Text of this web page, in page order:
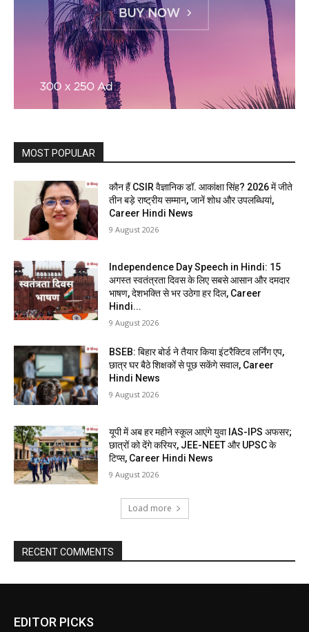
MOST POPULAR
कौन हैं CSIR वैज्ञानिक डॉ. आकांक्षा सिंह? 2026 में जीते
तीन बड़े राष्ट्रीय सम्मान, जानें शोध और उपलब्धियां,
Career Hindi News
9 August 2026
Independence Day Speech in Hindi: 15
अगस्त स्वतंत्रता दिवस के लिए सबसे आसान और दमदार
भाषण, देशभक्ति से भर उठेगा हर दिल, Career
Hindi...
9 August 2026
BSEB: बिहार बोर्ड ने तैयार किया इंटरैक्टिव लर्निंग एप,
छात्र घर बैठे शिक्षकों से पूछ सकेंगे सवाल, Career
Hindi News
9 August 2026
यूपी में अब हर महीने स्कूल आएंगे युवा IAS-IPS अफसर;
छात्रों को देंगे करियर, JEE-NEET और UPSC के
टिप्स, Career Hindi News
9 August 2026
Load more
RECENT COMMENTS
EDITOR PICKS